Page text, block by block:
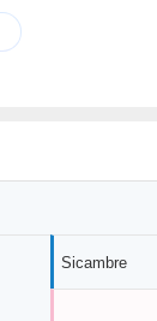
Sicambre